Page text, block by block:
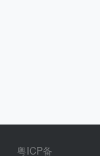
粤ICP备